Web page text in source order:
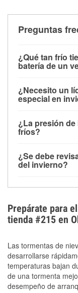
Preguntas
¿Qué tan frío
batería de un
debajo de los
su potencia de
arranque.
¿Necesito un
especial en
la congelación y
derretida en la
¿La presión
fríos?
alrededor de 1
temperatura.
¿Se debe
del invierno?
el
extremo.
anticongelante
Prepárate para
tienda #215 en
Las tormentas de
desarrollarse
temperaturas bajan
de una tormenta
desempeño de